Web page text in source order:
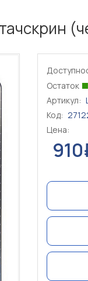
Остаток
Артикул:
Код:
Цена: